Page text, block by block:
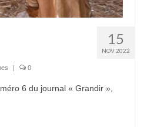
15
NOV 2022
| 0
6 du journal « Grandir »,